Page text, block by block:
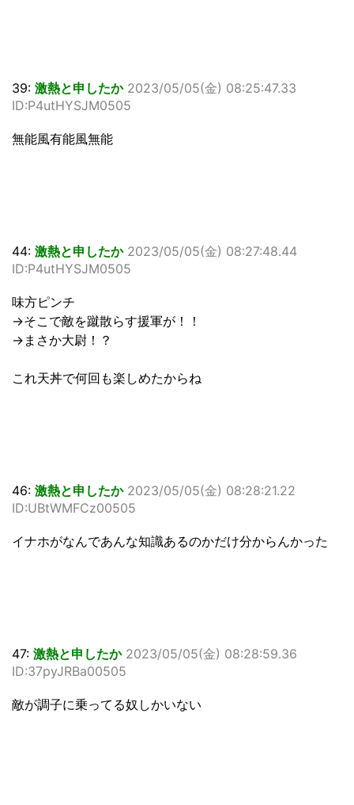
39: 激熱と申したか 2023/05/05(金) 08:25:47.33
ID:P4utHYSJM0505
無能風有能風無能
44: 激熱と申したか 2023/05/05(金) 08:27:48.44
ID:P4utHYSJM0505
味方ピンチ
→そこで敵を蹴散らす援軍が！！
→まさか大尉！？
これ天丼で何回も楽しめたからね
46: 激熱と申したか 2023/05/05(金) 08:28:21.22
ID:UBtWMFCz00505
イナホがなんであんな知識あるのかだけ分からんかった
47: 激熱と申したか 2023/05/05(金) 08:28:59.36
ID:37pyJRBa00505
敵が調子に乗ってる奴しかいない